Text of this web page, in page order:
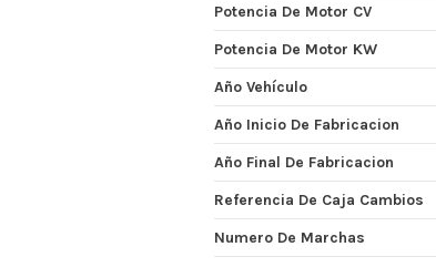
Potencia De Motor CV
Potencia De Motor KW
Año Vehículo
Año Inicio De Fabricacion
Año Final De Fabricacion
Referencia De Caja Cambios
Numero De Marchas